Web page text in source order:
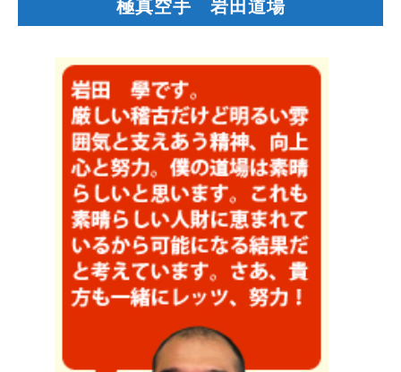
極真空手 岩田道場